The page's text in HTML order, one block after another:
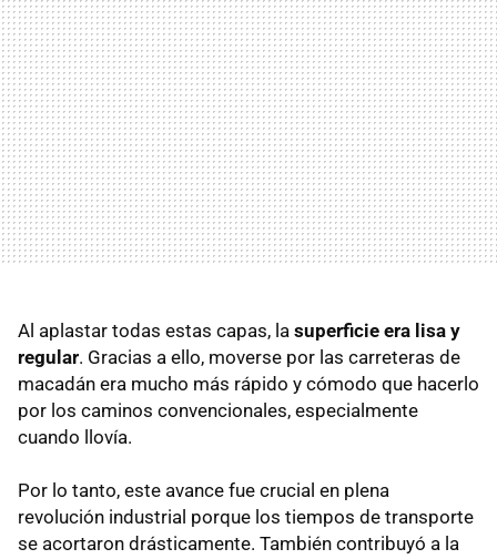
Al aplastar todas estas capas, la superficie era lisa y
regular. Gracias a ello, moverse por las carreteras de
macadán era mucho más rápido y cómodo que hacerlo
por los caminos convencionales, especialmente
cuando llovía.
Por lo tanto, este avance fue crucial en plena
revolución industrial porque los tiempos de transporte
se acortaron drásticamente. También contribuyó a la